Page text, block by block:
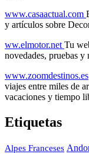
www.casaactual.com
y artículos sobre
ww.elmotor.net Tu
novedades, pruebas y
www.zoomdestinos.es
viajes entre miles de
vacaciones y tiempo
Etiquetas
Alpes Franceses